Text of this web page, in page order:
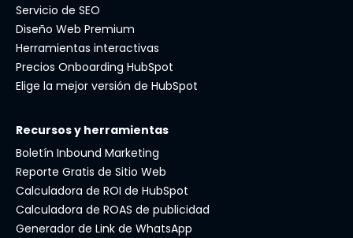
Servicio de SEO
Diseño Web Premium
Herramientas interactivas
Precios Onboarding HubSpot
Elige la mejor versión de HubSpot
Recursos y herramientas
Boletín Inbound Marketing
Reporte Gratis de Sitio Web
Calculadora de ROI de HubSpot
Calculadora de ROAS de publicidad
Generador de Link de WhatsApp